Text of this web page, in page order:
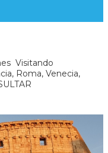
Visitando
Roma, Venecia,